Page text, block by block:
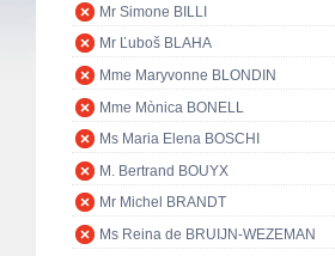
Mr Simone BILLI
Mr Ľuboš BLAHA
Mme Maryvonne BLONDIN
Mme Mònica BONELL
Ms Maria Elena BOSCHI
M. Bertrand BOUYX
Mr Michel BRANDT
Ms Reina de BRUIJN-WEZEMAN